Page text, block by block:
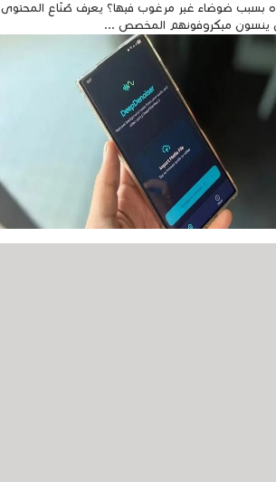
بسبب ضوضاء غير مرغوب فيها؟ يعرف صُنّاع المحتوى
ينسون ميكروفونهم المخصص ...